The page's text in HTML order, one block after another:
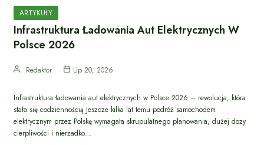
ARTYKUŁY
Infrastruktura Ładowania Aut Elektrycznych W
Polsce 2026
Redaktor Lip 20, 2026
Infrastruktura ładowania aut elektrycznych w Polsce 2026 – rewolucja, która
stała się codziennością Jeszcze kilka lat temu podróż samochodem
elektrycznym przez Polskę wymagała skrupulatnego planowania, dużej dozy
cierpliwości i nierzadko…